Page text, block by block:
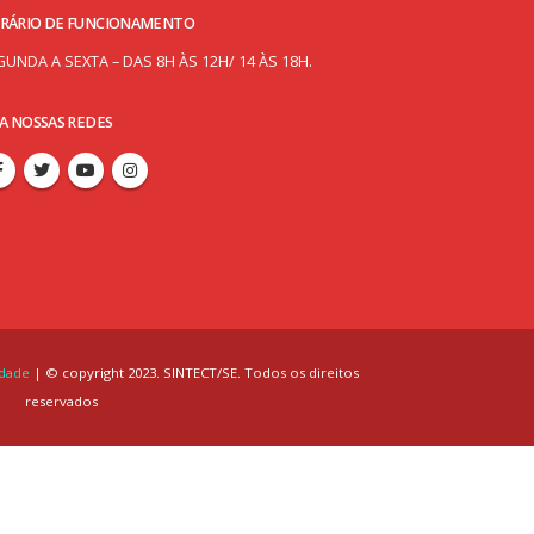
DE FUNCIONAMENTO
A SEXTA – DAS 8H ÀS 12H/ 14 ÀS 18H.
NOSSAS REDES
| © copyright 2023. SINTECT/SE. Todos os direitos
reservados